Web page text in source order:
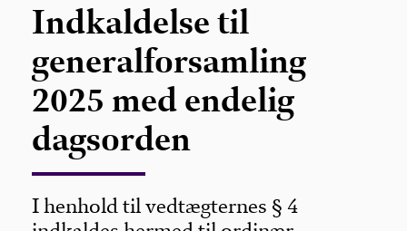
Indkaldelse til
generalforsamling
2025 med endelig
dagsorden
I henhold til vedtægternes § 4